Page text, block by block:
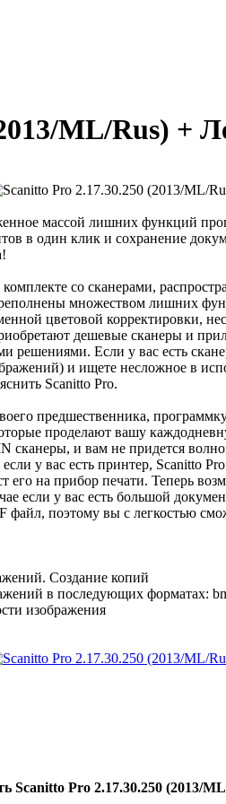
ML/Rus) +
массой лишних функций
в один клик и сохранение
со сканерами,
множеством лишних
цветовой корректировки,
дешевые сканеры и
решениями. Если у вас есть
и ищете несложное в
Scanitto Pro.
предшественника,
проделают вашу
и вам не придется
у вас есть принтер, Scanitto
его на прибор печати. Теперь
если у вас есть большой
файл, поэтому вы с легкостью
Создание копий
в последующих форматах:
изображения
Scanitto Pro 2.17.30.250 (2013/